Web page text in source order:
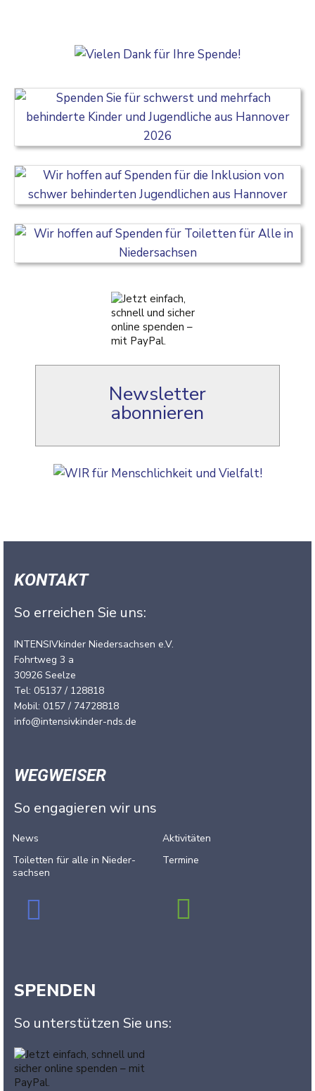
Newsletter
abonnieren
KONTAKT
So erreichen Sie uns:
INTENSIVkinder Niedersachsen e.V.
Fohrtweg 3 a
30926 Seelze
Tel: 05137 / 128818
Mobil: 0157 / 74728818
info@intensivkinder-nds.de
WEGWEISER
So engagieren wir uns
News
Toiletten für alle in Nieder­
sachsen
Aktivitäten
Termine
SPENDEN
So unterstützen Sie uns: